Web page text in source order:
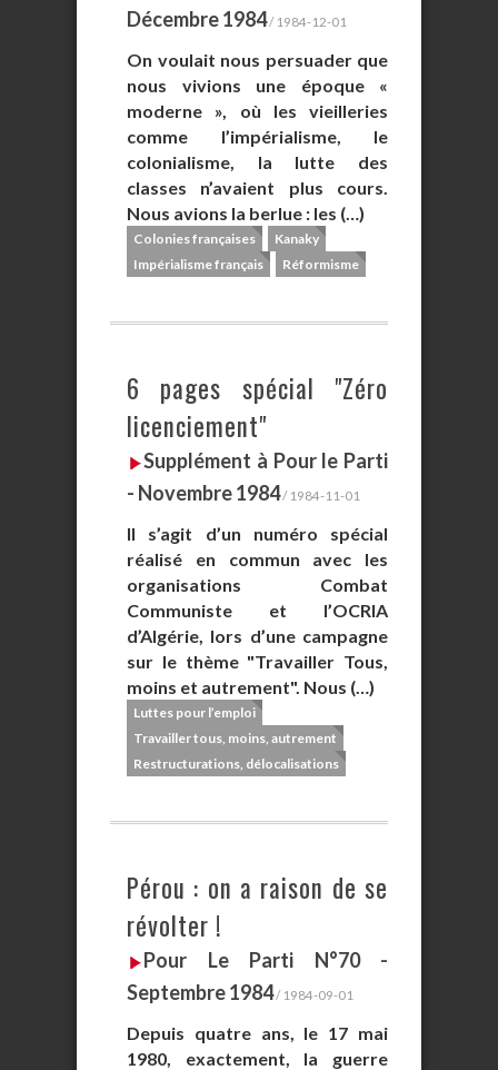
Décembre 1984/ 1984-12-01
On voulait nous persuader que
nous vivions une époque «
moderne », où les vieilleries
comme l’impérialisme, le
colonialisme, la lutte des
classes n’avaient plus cours.
Nous avions la berlue : les (…)
Colonies françaises
Kanaky
Impérialisme français
Réformisme
6 pages spécial "Zéro
licenciement"
Supplément à Pour le Parti
- Novembre 1984/ 1984-11-01
Il s’agit d’un numéro spécial
réalisé en commun avec les
organisations Combat
Communiste et l’OCRIA
d’Algérie, lors d’une campagne
sur le thème "Travailler Tous,
moins et autrement". Nous (…)
Luttes pour l’emploi
Travailler tous, moins, autrement
Restructurations, délocalisations
Pérou : on a raison de se
révolter !
Pour Le Parti N°70 -
Septembre 1984/ 1984-09-01
Depuis quatre ans, le 17 mai
1980, exactement, la guerre